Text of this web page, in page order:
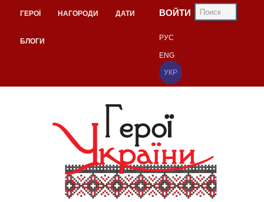
ГЕРОЇ НАГОРОДИ ДАТИ
БЛОГИ
ВОЙТИ
РУС
ENG
УКР